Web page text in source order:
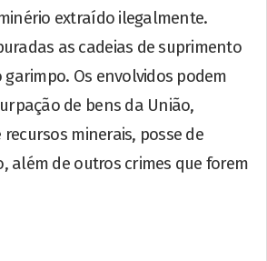
extraído ilegalmente.
as cadeias de suprimento
Os envolvidos podem
de bens da União,
minerais, posse de
além de outros crimes que forem